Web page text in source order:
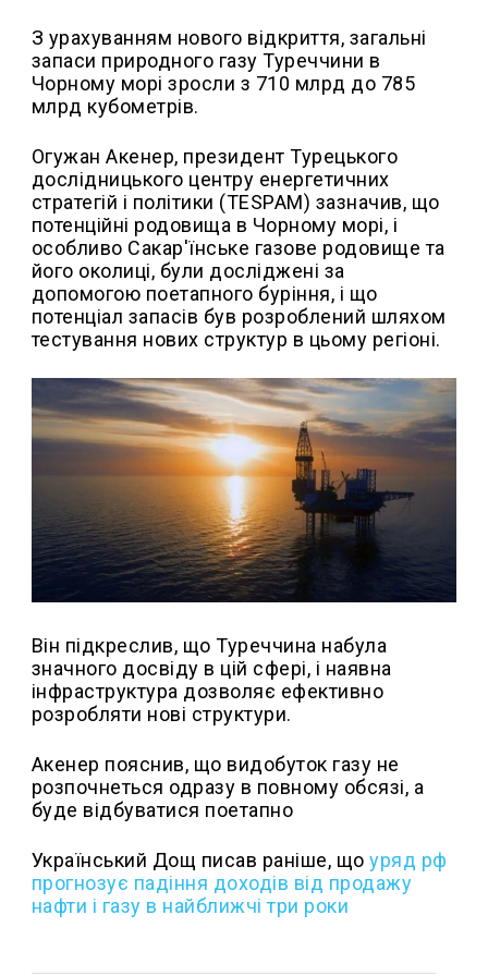
З урахуванням нового відкриття, загальні
запаси природного газу Туреччини в
Чорному морі зросли з 710 млрд до 785
млрд кубометрів.
Огужан Акенер, президент Турецького
дослідницького центру енергетичних
стратегій і політики (TESPAM) зазначив, що
потенційні родовища в Чорному морі, і
особливо Сакар'їнське газове родовище та
його околиці, були досліджені за
допомогою поетапного буріння, і що
потенціал запасів був розроблений шляхом
тестування нових структур в цьому регіоні.
Він підкреслив, що Туреччина набула
значного досвіду в цій сфері, і наявна
інфраструктура дозволяє ефективно
розробляти нові структури.
Акенер пояснив, що видобуток газу не
розпочнеться одразу в повному обсязі, а
буде відбуватися поетапно
Український Дощ писав раніше, що уряд рф
прогнозує падіння доходів від продажу
нафти і газу в найближчі три роки